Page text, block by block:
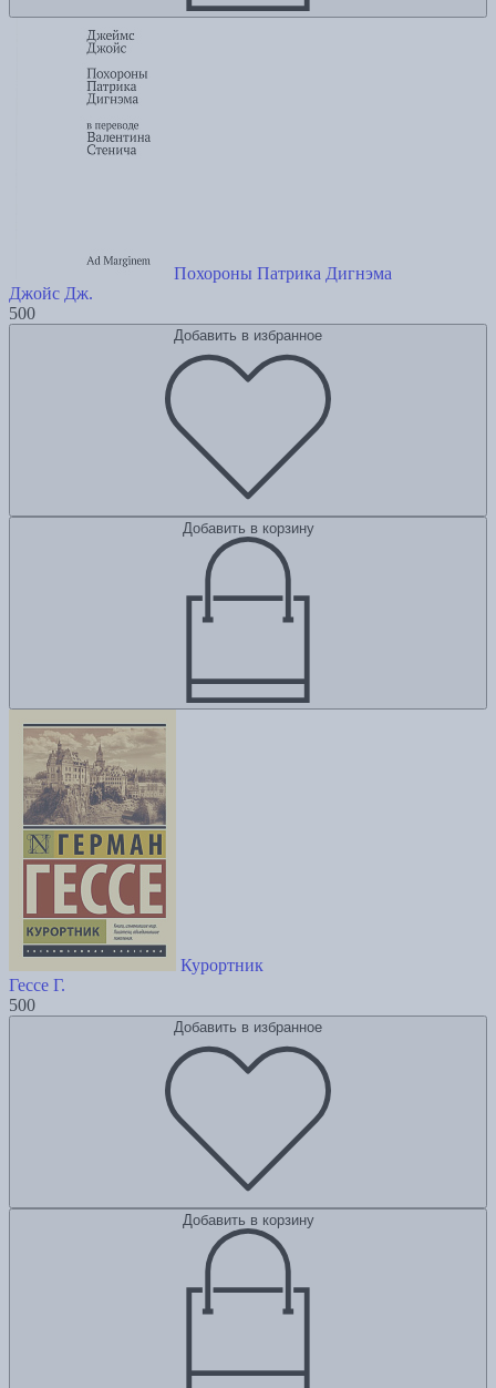
Похороны Патрика Дигнэма
Джойс Дж.
500
Добавить в избранное
Добавить в корзину
Курортник
Гессе Г.
500
Добавить в избранное
Добавить в корзину